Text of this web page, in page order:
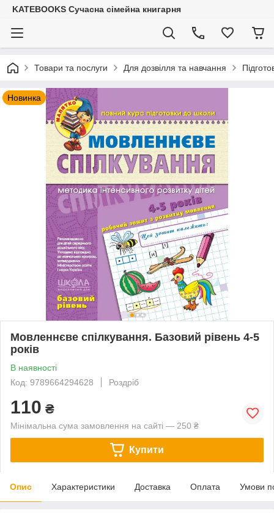
KATEBOOKS Сучасна сімейна книгарня
Товари та послуги Для дозвілля та навчання
Новинка
Мовленнєве спілкування. Базовий рівень 4-5
років
В наявності
Код: 9789664294628
Роздріб
110 ₴
Мінімальна сума замовлення на сайті — 250 ₴
Купити
Опис Характеристики Доставка Оплата Умови